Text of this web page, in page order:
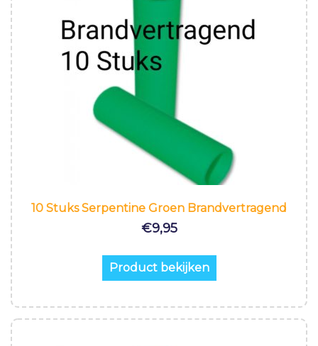
10 Stuks Serpentine Groen Brandvertragend
€9,95
Product bekijken